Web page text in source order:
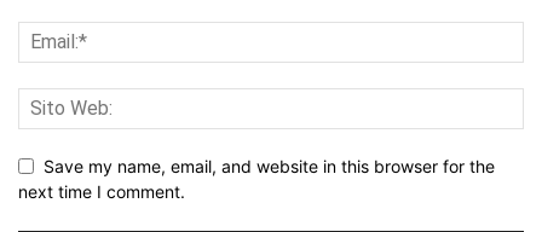
Save my name, email, and website in this browser for the
next time I comment.